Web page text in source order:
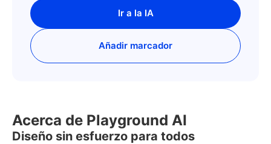
Ir a la IA
Añadir marcador
Acerca de Playground AI
Diseño sin esfuerzo para todos